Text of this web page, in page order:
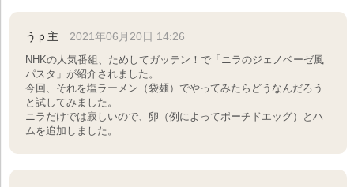
うｐ主 2021年06月20日 14:26
NHKの人気番組、ためしてガッテン！で「ニラのジェノベーゼ風
パスタ」が紹介されました。
今回、それを塩ラーメン（袋麺）でやってみたらどうなんだろう
と試してみました。
ニラだけでは寂しいので、卵（例によってポーチドエッグ）とハ
ムを追加しました。